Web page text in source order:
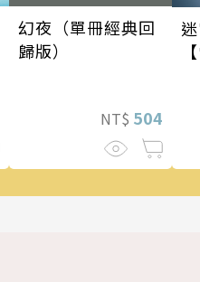
幻夜（單冊經典回
歸版）
NT$ 504